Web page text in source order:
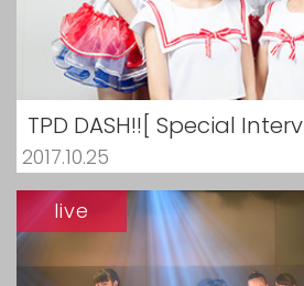
TPD DASH!![ Special
2017.10.25
live